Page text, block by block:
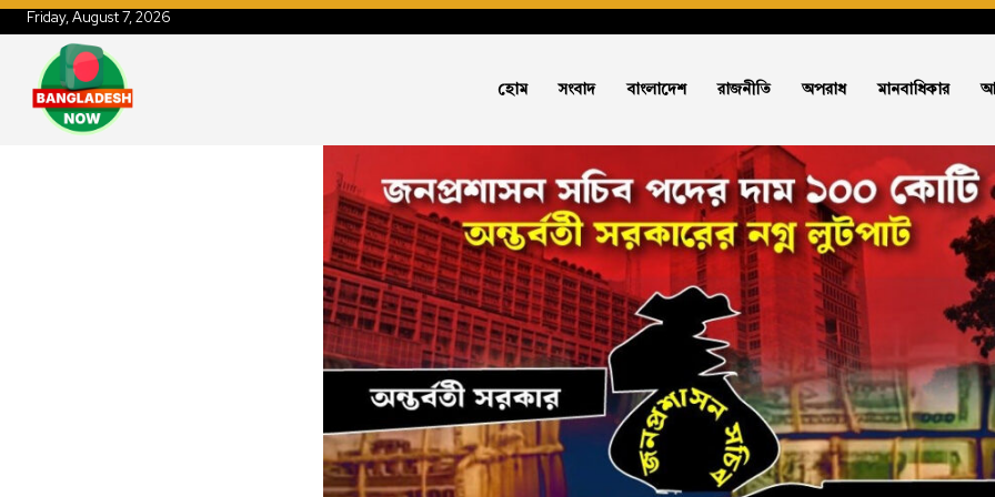
Friday, August 7, 2026
হোম সংবাদ বাংলাদেশ রাজনীতি অপরাধ মানবাধিকার